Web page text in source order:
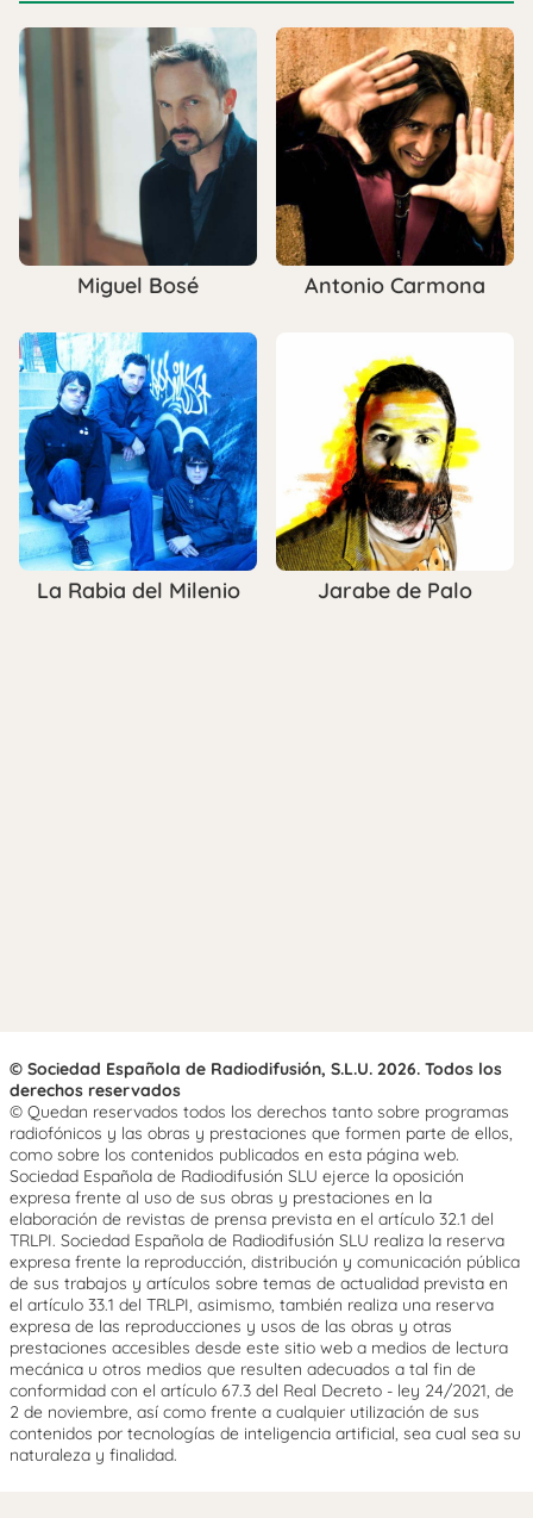
Miguel Bosé Antonio Carmona
La Rabia del Milenio Jarabe de Palo
© Sociedad Española de Radiodifusión, S.L.U. 2026. Todos los
derechos reservados
© Quedan reservados todos los derechos tanto sobre programas
radiofónicos y las obras y prestaciones que formen parte de ellos,
como sobre los contenidos publicados en esta página web.
Sociedad Española de Radiodifusión SLU ejerce la oposición
expresa frente al uso de sus obras y prestaciones en la
elaboración de revistas de prensa prevista en el artículo 32.1 del
TRLPI. Sociedad Española de Radiodifusión SLU realiza la reserva
expresa frente la reproducción, distribución y comunicación pública
de sus trabajos y artículos sobre temas de actualidad prevista en
el artículo 33.1 del TRLPI, asimismo, también realiza una reserva
expresa de las reproducciones y usos de las obras y otras
prestaciones accesibles desde este sitio web a medios de lectura
mecánica u otros medios que resulten adecuados a tal fin de
conformidad con el artículo 67.3 del Real Decreto - ley 24/2021, de
2 de noviembre, así como frente a cualquier utilización de sus
contenidos por tecnologías de inteligencia artificial, sea cual sea su
naturaleza y finalidad.